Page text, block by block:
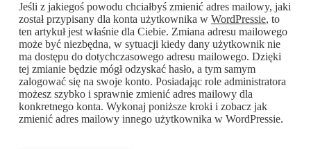
Jeśli z jakiegoś powodu chciałbyś zmienić adres mailowy, jaki
został przypisany dla konta użytkownika w WordPressie, to
ten artykuł jest właśnie dla Ciebie. Zmiana adresu mailowego
może być niezbędna, w sytuacji kiedy dany użytkownik nie
ma dostępu do dotychczasowego adresu mailowego. Dzięki
tej zmianie będzie mógł odzyskać hasło, a tym samym
zalogować się na swoje konto. Posiadając role administratora
możesz szybko i sprawnie zmienić adres mailowy dla
konkretnego konta. Wykonaj poniższe kroki i zobacz jak
zmienić adres mailowy innego użytkownika w WordPressie.